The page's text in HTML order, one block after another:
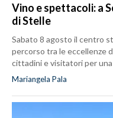
Vino e spettacoli: a
di Stelle
Sabato 8 agosto il centro
percorso tra le eccellenze
cittadini e visitatori per
Mariangela Pala